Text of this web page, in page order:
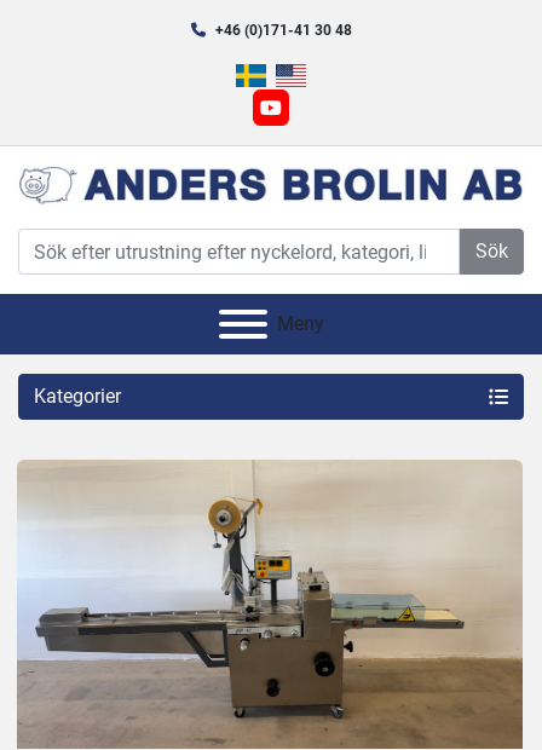
+46 (0)171-41 30 48
youtube
Sök
Meny
Kategorier